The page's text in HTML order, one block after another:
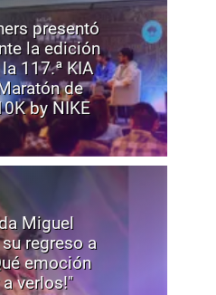
presentó
la edición
117.ª KIA
de
by NIKE
Miguel
regreso a
emoción
verlos!"